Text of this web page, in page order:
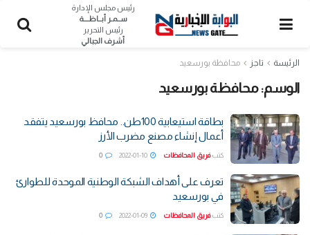
رئيس مجلس الإدارة
ســمـر أبــاظــــة
رئيس التحرير
أشرف الجبالي
الرئيسة تاجز محافظة بورسعيد
الوسم:محافظة بورسعيد
بطاقة استيعابية 100طن.. محافظ بورسعيد يتفقد
أعمال إنشاء مصنع مضرب الأرز
كتب فريق المحافظات 0
تعرف على أهداف الشبكة الوطنية الموحدة للطوارئ
في بورسعيد
كتب فريق المحافظات 0